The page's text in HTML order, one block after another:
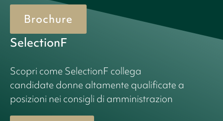
Brochure
SelectionF
Scopri come SelectionF collega
candidate donne altamente qualificate a
posizioni nei consigli di amministrazion